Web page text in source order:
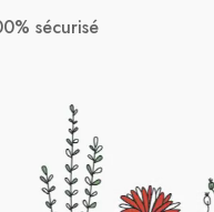
sécurisé